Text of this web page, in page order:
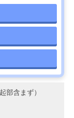
部含まず）